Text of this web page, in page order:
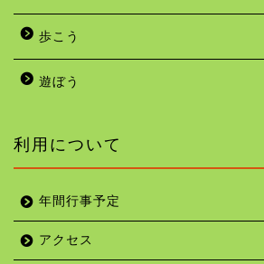
歩こう
遊ぼう
利用について
年間行事予定
アクセス